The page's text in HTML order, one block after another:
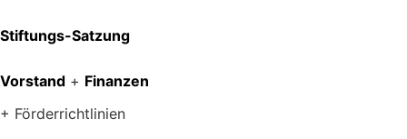
Stiftungs-Satzung
Vorstand + Finanzen
+ Förderrichtlinien